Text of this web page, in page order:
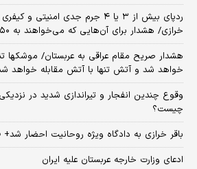
ردپای بیش از ۳ یا ۴ جرم جدی
خرازی/ هشدار برای آن‌هایی که می‌خواهند به ۲۵۰ هزار نفر بپیوندند
هشدار صریح مقام عراقی به عربستان/ موشکها
خواهد شد و آتش تنها با آتش مقابله خواهد
وقوع چندین انفجار و تیراندازی شدید در
چیست؟
باقر خرازی به دادگاه ویژه روحانیت احضار شد+
ادعای وزارت خارجه عربستان علیه ایران